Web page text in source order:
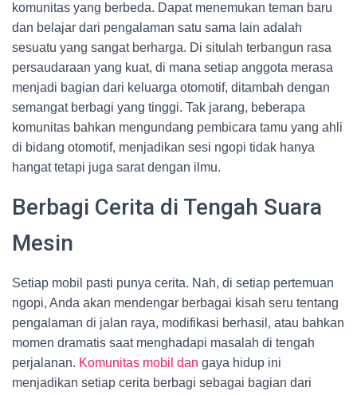
komunitas yang berbeda. Dapat menemukan teman baru
dan belajar dari pengalaman satu sama lain adalah
sesuatu yang sangat berharga. Di situlah terbangun rasa
persaudaraan yang kuat, di mana setiap anggota merasa
menjadi bagian dari keluarga otomotif, ditambah dengan
semangat berbagi yang tinggi. Tak jarang, beberapa
komunitas bahkan mengundang pembicara tamu yang ahli
di bidang otomotif, menjadikan sesi ngopi tidak hanya
hangat tetapi juga sarat dengan ilmu.
Berbagi Cerita di Tengah Suara
Mesin
Setiap mobil pasti punya cerita. Nah, di setiap pertemuan
ngopi, Anda akan mendengar berbagai kisah seru tentang
pengalaman di jalan raya, modifikasi berhasil, atau bahkan
momen dramatis saat menghadapi masalah di tengah
perjalanan. Komunitas mobil dan gaya hidup ini
menjadikan setiap cerita berbagi sebagai bagian dari